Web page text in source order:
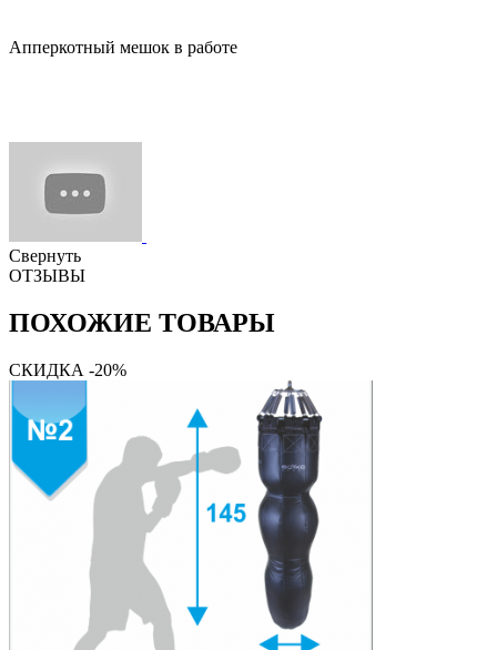
Апперкотный мешок в работе
Свернуть
ОТЗЫВЫ
ПОХОЖИЕ ТОВАРЫ
СКИДКА -20%